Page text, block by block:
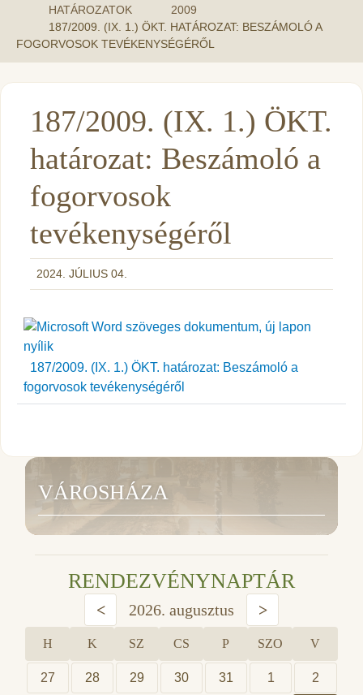
HATÁROZATOK
2009
187/2009. (IX. 1.) ÖKT. HATÁROZAT: BESZÁMOLÓ A
FOGORVOSOK TEVÉKENYSÉGÉRŐL
187/2009. (IX. 1.) ÖKT.
határozat: Beszámoló a
fogorvosok
tevékenységéről
2024. JÚLIUS 04.
187/2009. (IX. 1.) ÖKT. határozat: Beszámoló a
fogorvosok tevékenységéről
VÁROSHÁZA
RENDEZVÉNYNAPTÁR
< 2026. augusztus >
H K SZ CS P SZO V
27 28 29 30 31 1 2